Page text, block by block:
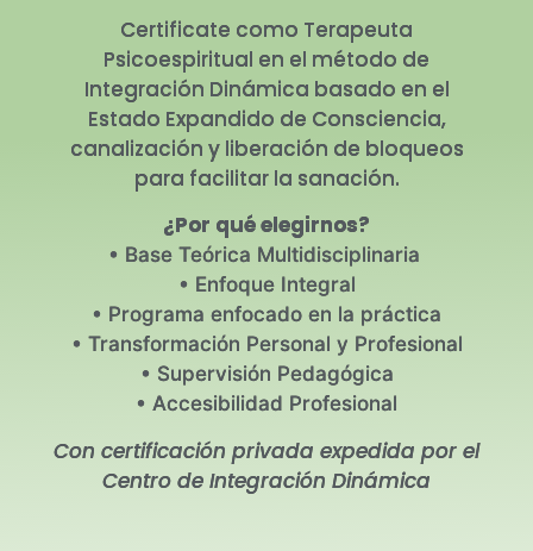
Certificate como Terapeuta
Psicoespiritual en el método de
Integración Dinámica basado en el
Estado Expandido de Consciencia,
canalización y liberación de bloqueos
para facilitar la sanación.
¿Por qué elegirnos?
• Base Teórica Multidisciplinaria
• Enfoque Integral
• Programa enfocado en la práctica
• Transformación Personal y Profesional
• Supervisión Pedagógica
• Accesibilidad Profesional
Con certificación privada expedida por el
Centro de Integración Dinámica